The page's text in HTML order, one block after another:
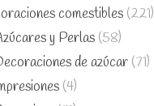
comestibles (221)
y Perlas (58)
de azúcar (71)
(4)